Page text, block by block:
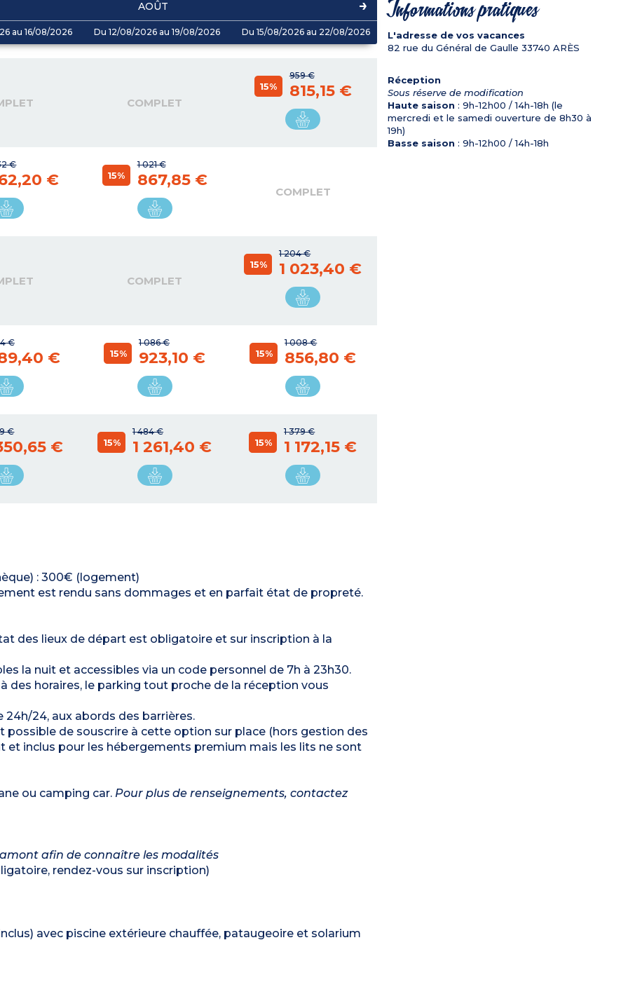
AOÛT
au 16/08/2026 Du 12/08/2026 au 19/08/2026 Du 15/08/2026 au 22/08/2026
COMPLET
959 €
15% 815,15 €
€
€
1 021 €
15% 867,85 €
COMPLET
COMPLET
1 204 €
15% 1 023,40 €
€
€
1 086 €
15% 923,10 €
1 008 €
15% 856,80 €
€
€
1 484 €
15% 1 261,40 €
1 379 €
15% 1 172,15 €
: 300€ (logement)
est rendu sans dommages et en parfait état de propreté.
des lieux de départ est obligatoire et sur inscription à la
la nuit et accessibles via un code personnel de 7h à 23h30.
des horaires, le parking tout proche de la réception vous
24, aux abords des barrières.
possible de souscrire à cette option sur place (hors gestion des
et inclus pour les hébergements premium mais les lits ne sont
ou camping car. Pour plus de renseignements, contactez
afin de connaître les modalités
rendez-vous sur inscription)
avec piscine extérieure chauffée, pataugeoire et solarium
Informations pratiques
L'adresse de vos vacances
82 rue du Général de Gaulle 33740 ARÈS
Réception
Sous réserve de modification
Haute saison : 9h-12h00 / 14h-18h (le
mercredi et le samedi ouverture de 8h30 à
19h)
Basse saison : 9h-12h00 / 14h-18h